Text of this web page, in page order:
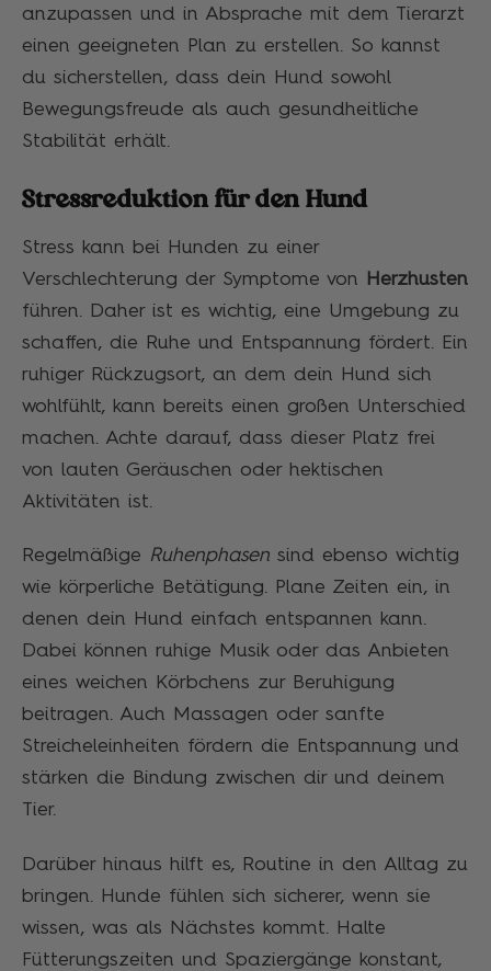
anzupassen und in Absprache mit dem Tierarzt
einen geeigneten Plan zu erstellen. So kannst
du sicherstellen, dass dein Hund sowohl
Bewegungsfreude als auch gesundheitliche
Stabilität erhält.
Stressreduktion für den Hund
Stress kann bei Hunden zu einer
Verschlechterung der Symptome von
Herzhusten
führen. Daher ist es wichtig, eine Umgebung zu
schaffen, die Ruhe und Entspannung fördert. Ein
ruhiger Rückzugsort, an dem dein Hund sich
wohlfühlt, kann bereits einen großen Unterschied
machen. Achte darauf, dass dieser Platz frei
von lauten Geräuschen oder hektischen
Aktivitäten ist.
Regelmäßige Ruhenphasen sind ebenso wichtig
wie körperliche Betätigung. Plane Zeiten ein, in
denen dein Hund einfach entspannen kann.
Dabei können ruhige Musik oder das Anbieten
eines weichen Körbchens zur Beruhigung
beitragen. Auch Massagen oder sanfte
Streicheleinheiten fördern die Entspannung und
stärken die Bindung zwischen dir und deinem
Tier.
Darüber hinaus hilft es, Routine in den Alltag zu
bringen. Hunde fühlen sich sicherer, wenn sie
wissen, was als Nächstes kommt. Halte
Fütterungszeiten und Spaziergänge konstant,